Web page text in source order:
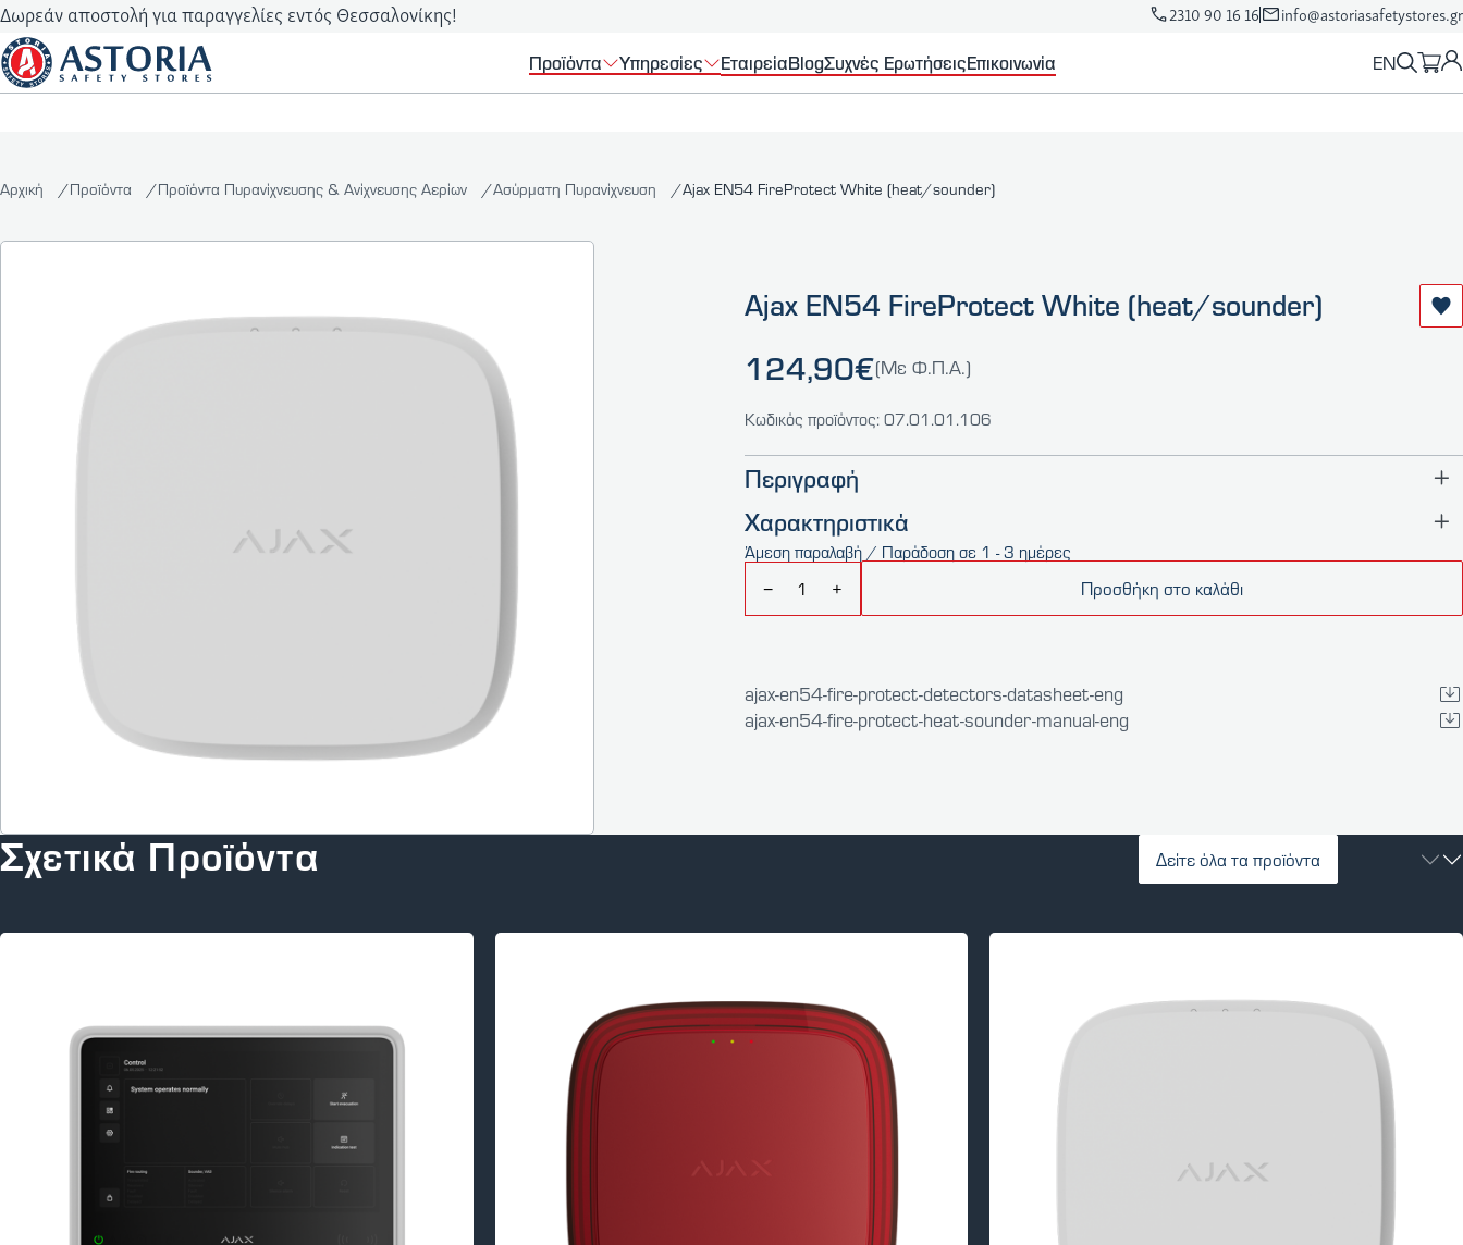
Δωρεάν αποστολή για παραγγελίες εντός Θεσσαλονίκης! 2310 90 16 16 info@astoriasafetystores.gr
Προϊόντα Υπηρεσίες ΕταιρείαBlogΣυχνές ΕρωτήσειςΕπικοινωνία EN
Αρχική Προϊόντα Προϊόντα Πυρανίχνευσης & Ανίχνευσης Αερίων Ασύρματη Πυρανίχνευση Ajax EN54 FireProtect White (heat/sounder)
Ajax EN54 FireProtect White (heat/sounder)
124,90€(Με Φ.Π.Α.)
Κωδικός προϊόντος: 07.01.01.106
Περιγραφή
Χαρακτηριστικά
Άμεση παραλαβή / Παράδοση σε 1 - 3 ημέρες
−
+ Προσθήκη στο καλάθι
ajax-en54-fire-protect-detectors-datasheet-eng
ajax-en54-fire-protect-heat-sounder-manual-eng
Σχετικά Προϊόντα Δείτε όλα τα προϊόντα